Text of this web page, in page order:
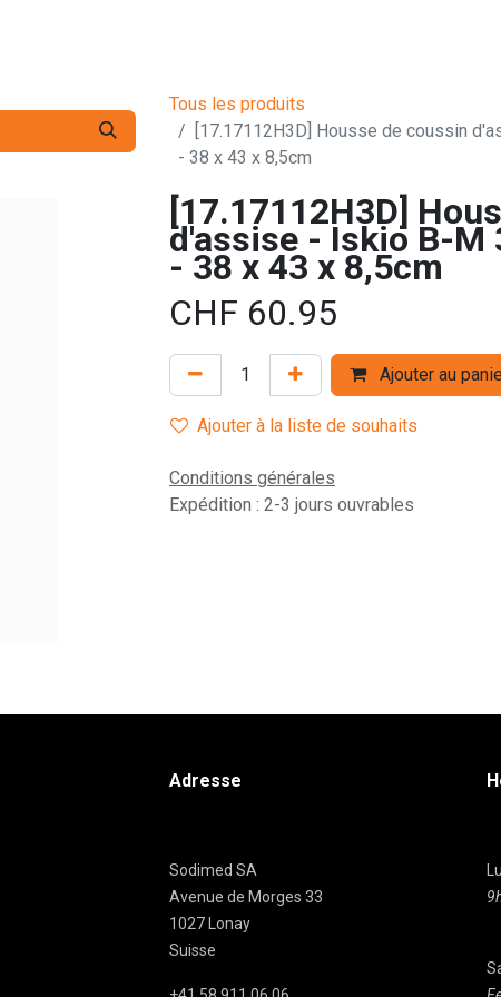
Tous les produits
[17.17112H3D] Housse de coussin
- 38 x 43 x 8,5cm
[17.17112H3D]
d'assise - Iskio B-M
- 38 x 43 x 8,5cm
CHF 60.95
Ajouter au
Ajouter à la liste de souhaits
Conditions générales
Expédition : 2-3 jours ouvrables
Adresse
Sodimed SA
Avenue de Morges 33
1027 Lonay
Suisse